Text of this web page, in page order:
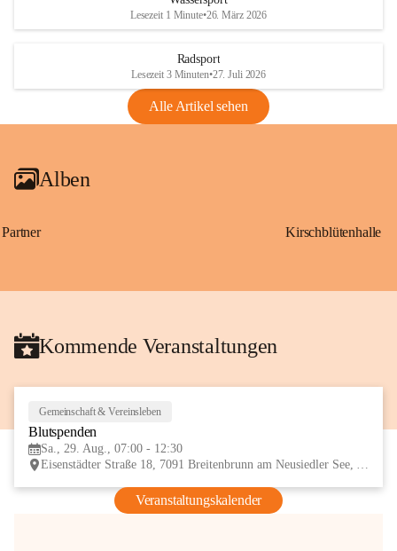
1 Seite•1,4 MB
VBl. EU Nr. 18_2026
Lesezeit 1 Minute•26. März 2026
Radsport
Lesezeit 3 Minuten•27. Juli 2026
Alle Artikel sehen
Alben
Partner Kirschblütenhalle
Kommende Veranstaltungen
Gemeinschaft & Vereinsleben
Blutspenden
Sa., 29. Aug., 07:00 - 12:30
Eisenstädter Straße 18, 7091 Breitenbrunn am Neusiedler See, AUT
Veranstaltungskalender